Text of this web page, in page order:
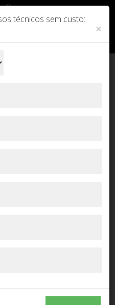
técnicos sem custo:
×